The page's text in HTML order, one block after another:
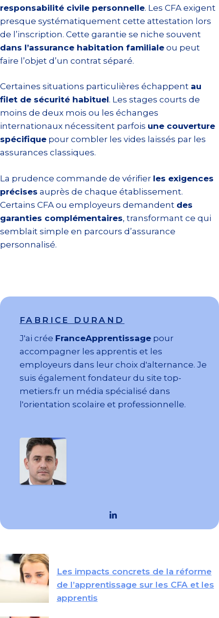
responsabilité civile personnelle. Les CFA exigent
presque systématiquement cette attestation lors
de l’inscription. Cette garantie se niche souvent
dans l’assurance habitation familiale ou peut
faire l’objet d’un contrat séparé.
Certaines situations particulières échappent au
filet de sécurité habituel. Les stages courts de
moins de deux mois ou les échanges
internationaux nécessitent parfois une couverture
spécifique pour combler les vides laissés par les
assurances classiques.
La prudence commande de vérifier les exigences
précises auprès de chaque établissement.
Certains CFA ou employeurs demandent des
garanties complémentaires, transformant ce qui
semblait simple en parcours d’assurance
personnalisé.
FABRICE DURAND
J'ai crée FranceApprentissage pour
accompagner les apprentis et les
employeurs dans leur choix d'alternance. Je
suis également fondateur du site top-
metiers.fr un média spécialisé dans
l'orientation scolaire et professionnelle.
Les impacts concrets de la réforme
de l’apprentissage sur les CFA et les
apprentis